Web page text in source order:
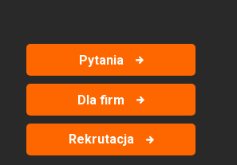
Pytania
Dla firm
Rekrutacja